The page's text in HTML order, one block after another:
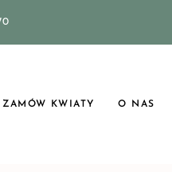
ZAMÓW KWIATY O NAS